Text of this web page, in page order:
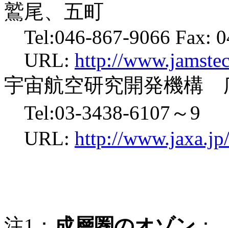
鷲尾、五町
Tel:046-867-9066 Fax:
URL: http://
宇宙航空研究開発機構
Tel:03-3438-6107～9
URL: http://www.jaxa.jp/